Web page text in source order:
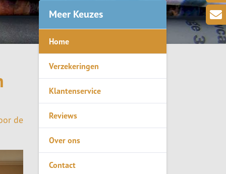
de
Meer Keuzes
Home
Verzekeringen
Klantenservice
Reviews
Over ons
Contact